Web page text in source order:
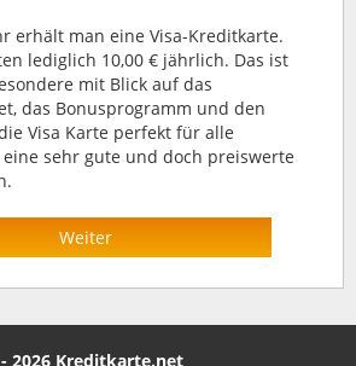
erhält man eine Visa-Kreditkarte.
lediglich 10,00 € jährlich. Das ist
mit Blick auf das
das Bonusprogramm und den
Visa Karte perfekt für alle
sehr gute und doch preiswerte
Weiter
2026 Kreditkarte.net